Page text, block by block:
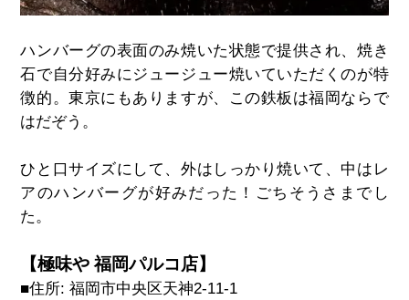
ハンバーグの表面のみ焼いた状態で提供され、焼き
石で自分好みにジュージュー焼いていただくのが特
徴的。東京にもありますが、この鉄板は福岡ならで
はだぞう。
ひと口サイズにして、外はしっかり焼いて、中はレ
アのハンバーグが好みだった！ごちそうさまでし
た。
【極味や 福岡パルコ店】
■住所:福岡市中央区天神2-11-1